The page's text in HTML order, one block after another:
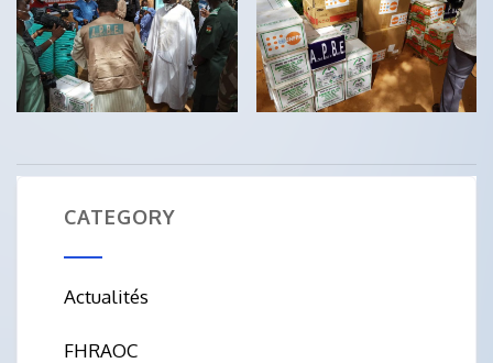
CATEGORY
Actualités
FHRAOC